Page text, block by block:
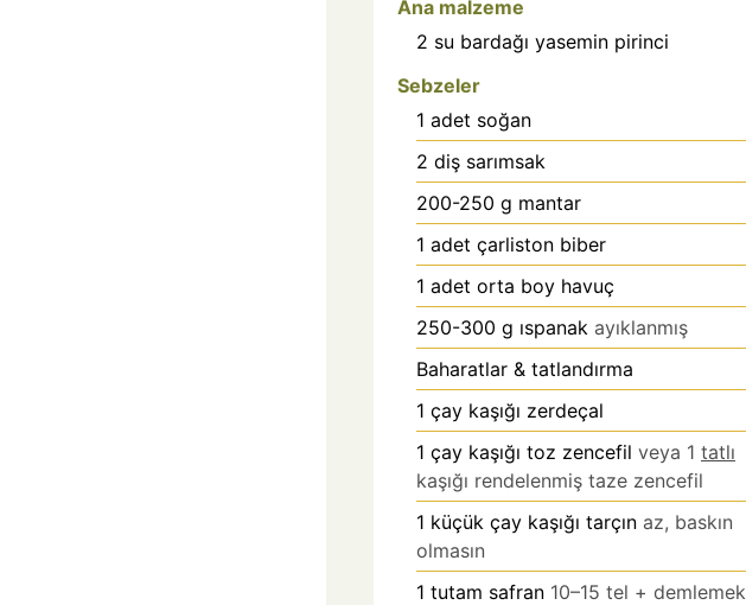
Ana malzeme
2 su bardağı yasemin pirinci
Sebzeler
1 adet soğan
2 diş sarımsak
200-250 g mantar
1 adet çarliston biber
1 adet orta boy havuç
250-300 g ıspanak ayıklanmış
Baharatlar & tatlandırma
1 çay kaşığı zerdeçal
1 çay kaşığı toz zencefil veya 1 tatlı
kaşığı rendelenmiş taze zencefil
1 küçük çay kaşığı tarçın az, baskın
olmasın
1 tutam safran 10–15 tel + demlemek